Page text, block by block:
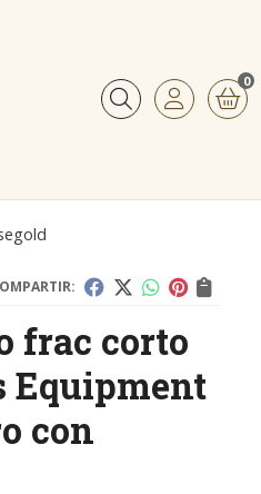
Buscar
0
frac corto
Equipment
con